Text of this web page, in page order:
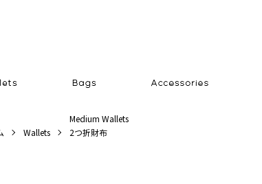
Wallets
Medium Wallets
2つ折財布